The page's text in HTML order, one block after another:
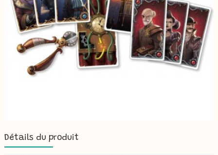
Détails du produit